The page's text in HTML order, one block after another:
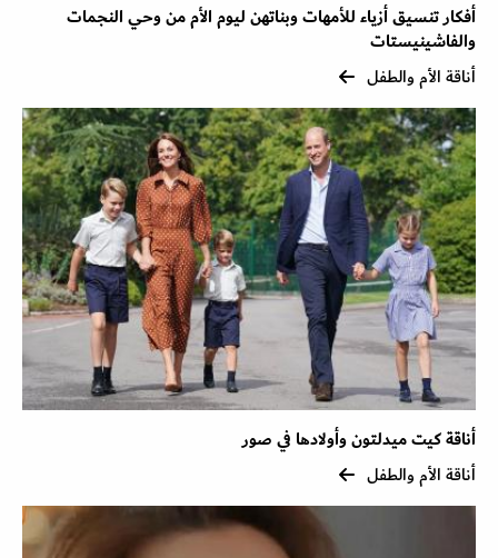
أفكار تنسيق أزياء للأمهات وبناتهن ليوم الأم من وحي النجمات
والفاشينيستات
أناقة الأم والطفل
أناقة كيت ميدلتون وأولادها في صور
أناقة الأم والطفل